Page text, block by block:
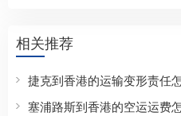
相关推荐
捷克到香港的运输变形责任
塞浦路斯到香港的空运运费